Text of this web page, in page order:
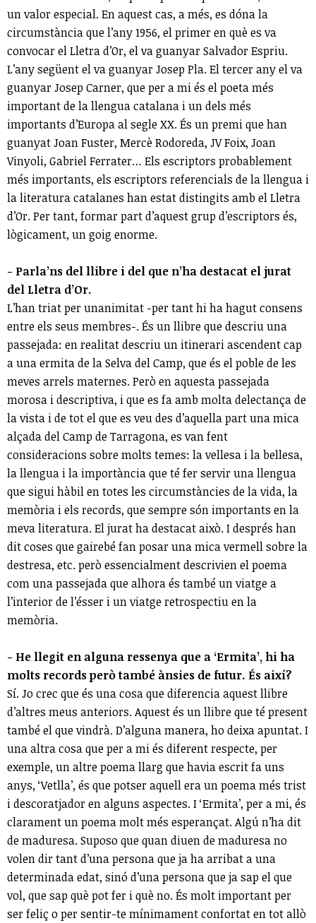
un valor especial. En aquest cas, a més, es dóna la
circumstància que l’any 1956, el primer en què es va
convocar el Lletra d’Or, el va guanyar Salvador Espriu.
L’any següent el va guanyar Josep Pla. El tercer any el va
guanyar Josep Carner, que per a mi és el poeta més
important de la llengua catalana i un dels més
importants d’Europa al segle XX. És un premi que han
guanyat Joan Fuster, Mercè Rodoreda, JV Foix, Joan
Vinyoli, Gabriel Ferrater… Els escriptors probablement
més importants, els escriptors referencials de la llengua i
la literatura catalanes han estat distingits amb el Lletra
d’Or. Per tant, formar part d’aquest grup d’escriptors és,
lògicament, un goig enorme.
- Parla’ns del llibre i del que n’ha destacat el jurat
del Lletra d’Or.
L’han triat per unanimitat -per tant hi ha hagut consens
entre els seus membres-. És un llibre que descriu una
passejada: en realitat descriu un itinerari ascendent cap
a una ermita de la Selva del Camp, que és el poble de les
meves arrels maternes. Però en aquesta passejada
morosa i descriptiva, i que es fa amb molta delectança de
la vista i de tot el que es veu des d’aquella part una mica
alçada del Camp de Tarragona, es van fent
consideracions sobre molts temes: la vellesa i la bellesa,
la llengua i la importància que té fer servir una llengua
que sigui hàbil en totes les circumstàncies de la vida, la
memòria i els records, que sempre són importants en la
meva literatura. El jurat ha destacat això. I després han
dit coses que gairebé fan posar una mica vermell sobre la
destresa, etc. però essencialment descrivien el poema
com una passejada que alhora és també un viatge a
l’interior de l’ésser i un viatge retrospectiu en la
memòria.
- He llegit en alguna ressenya que a ‘Ermita’, hi ha
molts records però també ànsies de futur. És així?
Sí. Jo crec que és una cosa que diferencia aquest llibre
d’altres meus anteriors. Aquest és un llibre que té present
també el que vindrà. D’alguna manera, ho deixa apuntat. I
una altra cosa que per a mi és diferent respecte, per
exemple, un altre poema llarg que havia escrit fa uns
anys, ‘Vetlla’, és que potser aquell era un poema més trist
i descoratjador en alguns aspectes. I ‘Ermita’, per a mi, és
clarament un poema molt més esperançat. Algú n’ha dit
de maduresa. Suposo que quan diuen de maduresa no
volen dir tant d’una persona que ja ha arribat a una
determinada edat, sinó d’una persona que ja sap el que
vol, que sap què pot fer i què no. És molt important per
ser feliç o per sentir-te mínimament confortat en tot allò